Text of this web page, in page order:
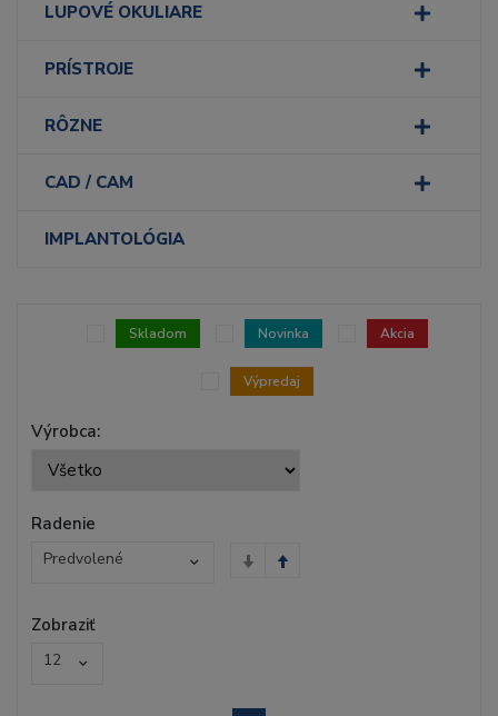
LUPOVÉ OKULIARE
PRÍSTROJE
RÔZNE
CAD / CAM
IMPLANTOLÓGIA
Výrobca:
Skladom Novinka Akcia
Výpredaj
Radenie
Predvolené
Zobraziť
12